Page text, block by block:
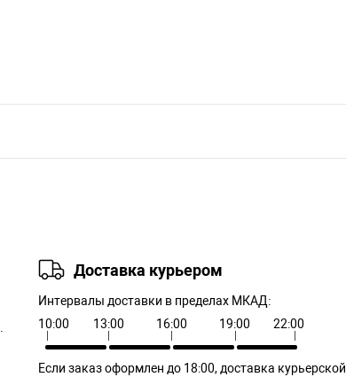
Доставка курьером
Интервалы доставки в пределах МКАД:
10:00
13:00 16:00 19:00 22:00
Если заказ оформлен до 18:00, доставка курьерской